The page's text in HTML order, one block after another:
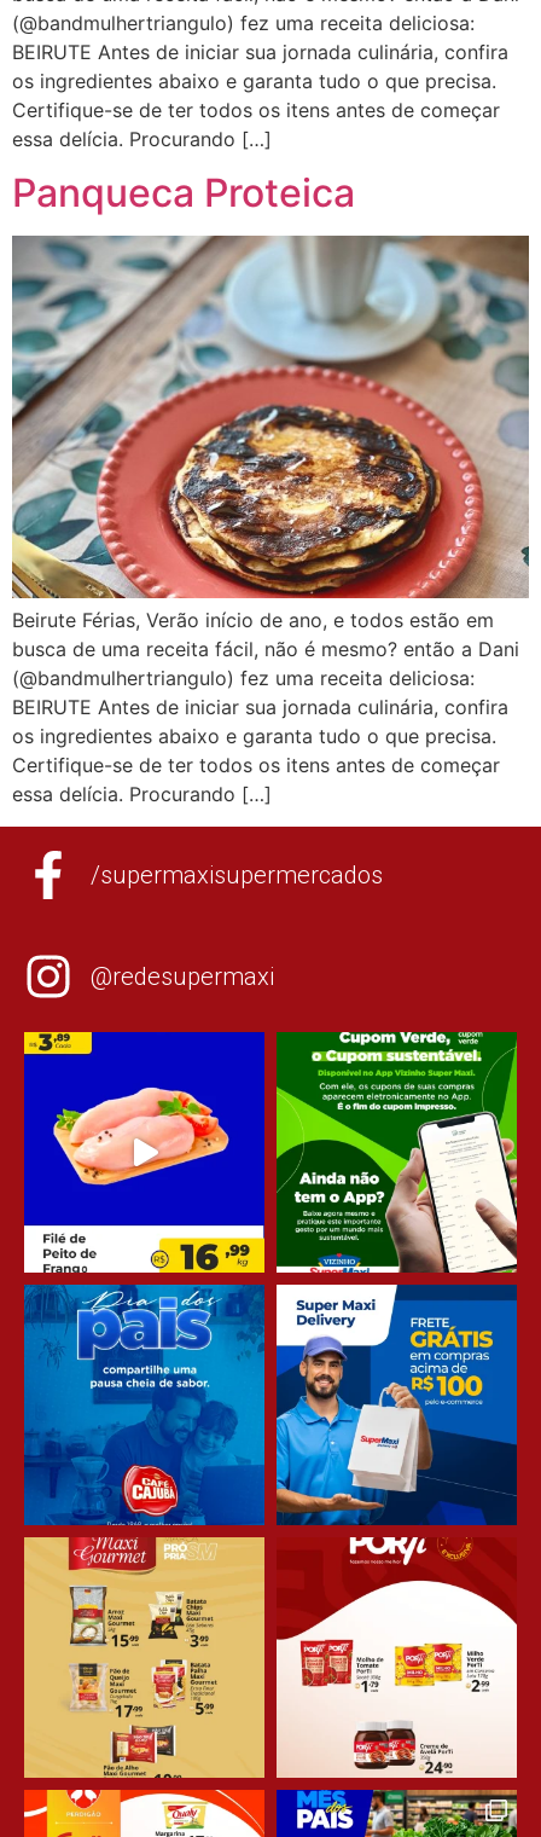
(@bandmulhertriangulo) fez uma receita deliciosa:
BEIRUTE Antes de iniciar sua jornada culinária, confira
os ingredientes abaixo e garanta tudo o que precisa.
Certifique-se de ter todos os itens antes de começar
essa delícia. Procurando […]
Panqueca Proteica
Beirute Férias, Verão início de ano, e todos estão em
busca de uma receita fácil, não é mesmo? então a Dani
(@bandmulhertriangulo) fez uma receita deliciosa:
BEIRUTE Antes de iniciar sua jornada culinária, confira
os ingredientes abaixo e garanta tudo o que precisa.
Certifique-se de ter todos os itens antes de começar
essa delícia. Procurando […]
/supermaxisupermercados
@redesupermaxi